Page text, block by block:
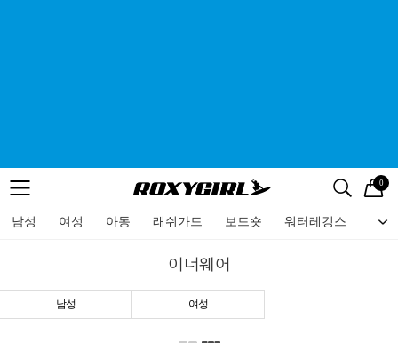
메뉴 검색
로고 0
남성 여성 아동 래쉬가드 보드숏 워터레깅스 비
메뉴
이너웨어
남성 여성